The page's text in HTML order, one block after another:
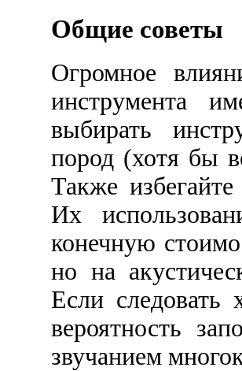
Общие советы
Огромное
инструмента
выбирать
пород (хотя бы
Также
Их
конечную
но на
Если
вероятность
звучанием